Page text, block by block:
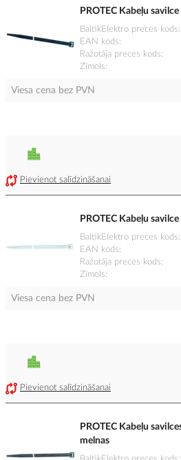
PROTEC Kabeļu
BaltikElektro preces kods
EAN kods
Ražotāja preces kods
Zīmols
Viesa cena bez PVN
Pievienot salīdzināšanai
PROTEC Kabeļu
BaltikElektro preces kods
EAN kods
Ražotāja preces kods
Zīmols
Viesa cena bez PVN
Pievienot salīdzināšanai
PROTEC Kabeļu
melnas